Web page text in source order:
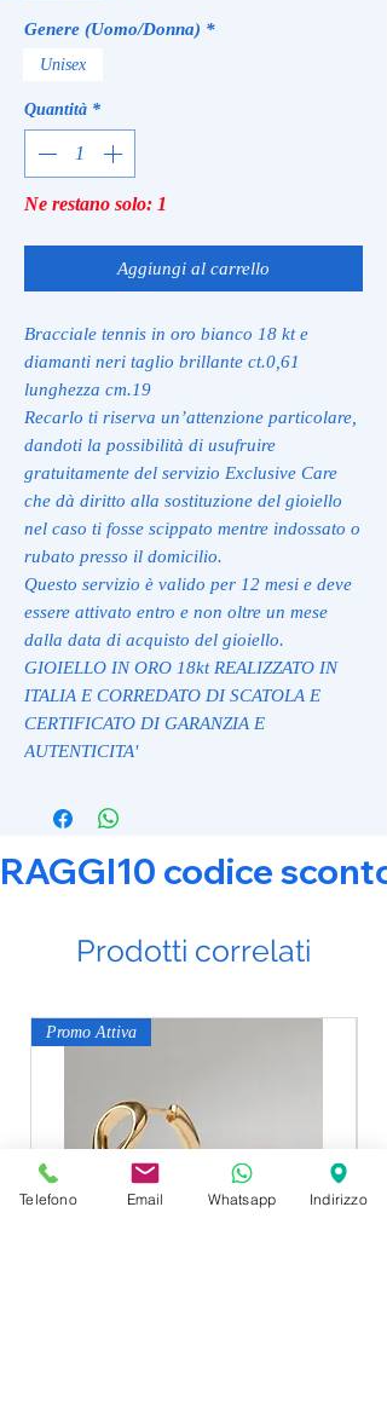
Genere (Uomo/Donna) *
Unisex
Quantità *
Ne restano solo: 1
Aggiungi al carrello
Bracciale tennis in oro bianco 18 kt e
diamanti neri taglio brillante ct.0,61
lunghezza cm.19
Recarlo ti riserva un’attenzione particolare,
dandoti la possibilità di usufruire
gratuitamente del servizio Exclusive Care
che dà diritto alla sostituzione del gioiello
nel caso ti fosse scippato mentre indossato o
rubato presso il domicilio.
Questo servizio è valido per 12 mesi e deve
essere attivato entro e non oltre un mese
dalla data di acquisto del gioiello.
GIOIELLO IN ORO 18kt REALIZZATO IN
ITALIA E CORREDATO DI SCATOLA E
CERTIFICATO DI GARANZIA E
AUTENTICITA'
RAGGI10 codice
Prodotti correlati
Promo Attiva
Telefono Email Whatsapp Indirizzo